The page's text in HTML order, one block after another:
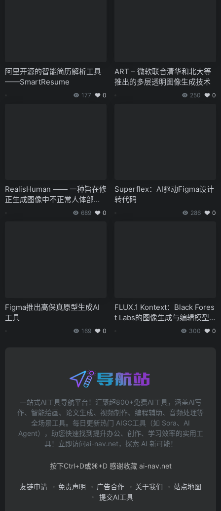
阿里开源的智能简历解析工具
——SmartResume
177 0
ART – 微软联合清华和北大等
推出的多层透明图像生成技术
250 0
RealisHuman —— 一种旨在修
正生成图像中不正常人体部位
689 0
Superflex：AI驱动Figma设计
转代码
286 0
Figma推出高保真原型生成AI
工具
169 0
FLUX.1 Kontext：Black Fores
t Labs的图像生成与编辑模型
300 0
一站式AI工具导航平台！汇聚超800+免费AI工具，涵盖AI写
作、智能绘画、论文生成、视频制作、编程辅助、音频处理等
全场景工具。每日更新热门 AIGC工具（如 Sora、AI
Agent），助您快速找到提升办公、创作、学习效率的实用工
具！立即访问ai-nav.net，探索 AI 新可能！
按下Ctrl+D或⌘+D 感谢收藏 ai-nav.net
友链申请 免责声明 广告合作 关于我们
站点地图
提交AI工具